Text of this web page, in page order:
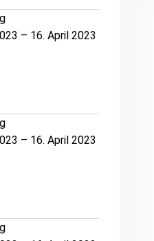
– 16. April 2023
– 16. April 2023